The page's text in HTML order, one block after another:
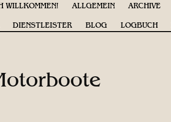
WILLKOMMEN! ALLGEMEIN ARCHIVE
DIENSTLEISTER BLOG LOGBUCH